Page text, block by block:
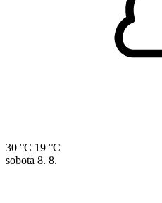
30 °C 19 °C
sobota 8. 8.